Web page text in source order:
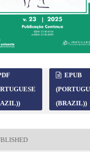
EPUB
(BRAZIL))